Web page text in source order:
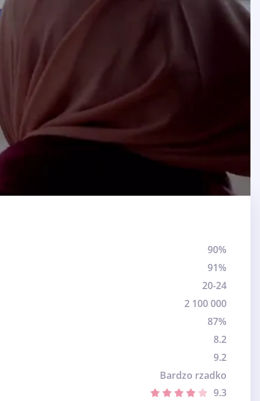
90%
91%
20-24
2 100 000
87%
8.2
9.2
Bardzo rzadko
9.3